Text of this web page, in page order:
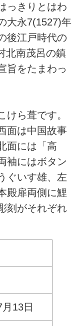
っきりとはわ
大永7(1527)年
後江戸時代の
北南茂呂の鎮
旨をたまわっ
ら葺です。
面は中国故事
面には「高
袖にはボタン
ぐいす雄、左
殿扉両側に鯉
刻がそれぞれ
13日